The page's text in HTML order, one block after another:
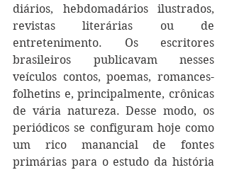
diários, hebdomadários ilustrados,
revistas literárias ou de
entretenimento. Os escritores
brasileiros publicavam nesses
veículos contos, poemas, romances-
folhetins e, principalmente, crônicas
de vária natureza. Desse modo, os
periódicos se configuram hoje como
um rico manancial de fontes
primárias para o estudo da história